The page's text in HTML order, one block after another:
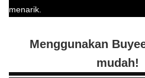
menarik.
Menggunakan
mudah!